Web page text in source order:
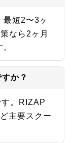
最短2〜3ヶ
なら2ヶ月
か？
。RIZAP
主要スクー